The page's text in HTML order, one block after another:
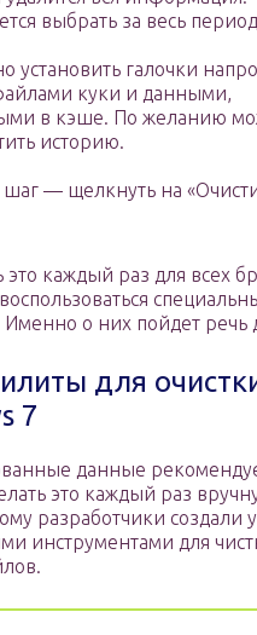
выбрать за весь
установить галочки
куки и данными,
в кэше. По желанию
историю.
— щелкнуть на
это каждый раз для всех
о них пойдет речь
для
7
данные
это каждый раз
разработчики создали
инструментами для